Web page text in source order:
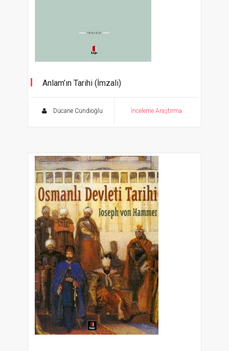
Anlam’ın Tarihi (İmzalı)
Dücane Cündioğlu İnceleme Araştırma